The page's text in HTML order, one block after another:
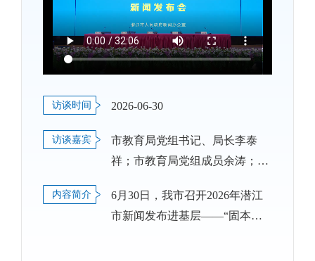
访谈时间 2026-06-30
访谈嘉宾
市教育局党组书记、局长李泰
祥；市教育局党组成员余涛；市
导室副主任张锋；曹禺小学党支
部书记、校长袁伶俐。
内容简介
6月30日，我市召开2026年潜江
市新闻发布进基层——“固本强